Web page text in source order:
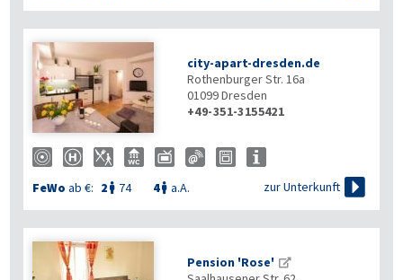
city-apart-dresden.de
Rothenburger Str. 16a
01099Dresden
+49-351-3155421
FeWo ab €: 2  74 4 a.A. zur Unterkunft 
Pension 'Rose'